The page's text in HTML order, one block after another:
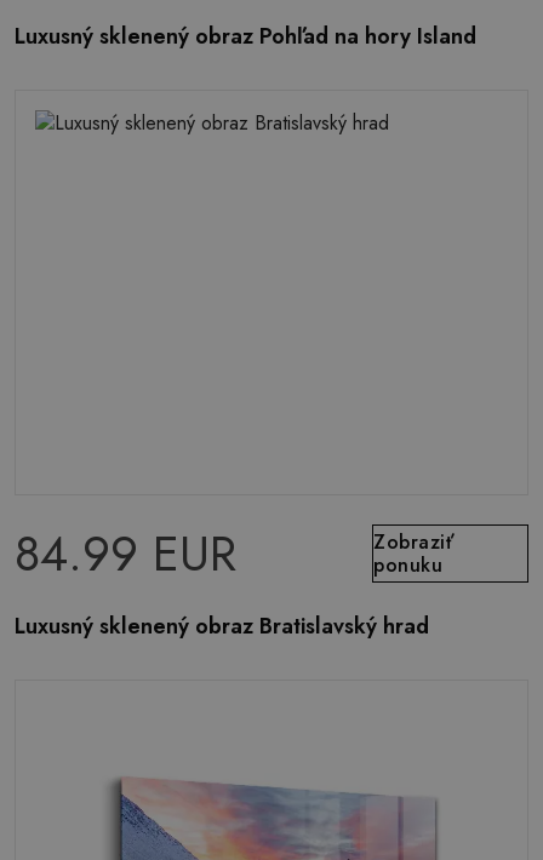
Luxusný sklenený obraz Pohľad na hory Island
84.99 EUR
Zobraziť
ponuku
Luxusný sklenený obraz Bratislavský hrad